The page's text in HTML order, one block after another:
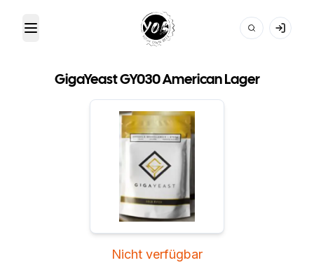
Toggle Menu Your Own Beer
GigaYeast GY030 American Lager
Nicht verfügbar